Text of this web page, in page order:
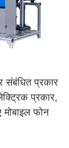
प्रकार
प्रकार,
फोन